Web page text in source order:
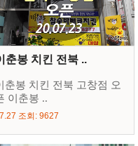
춘봉 치킨 전북 ..
춘봉 치킨 전북 고창점 오
이춘봉 ..
조회: 9627